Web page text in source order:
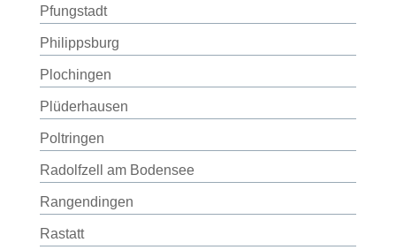
Pfungstadt
Philippsburg
Plochingen
Plüderhausen
Poltringen
Radolfzell am Bodensee
Rangendingen
Rastatt